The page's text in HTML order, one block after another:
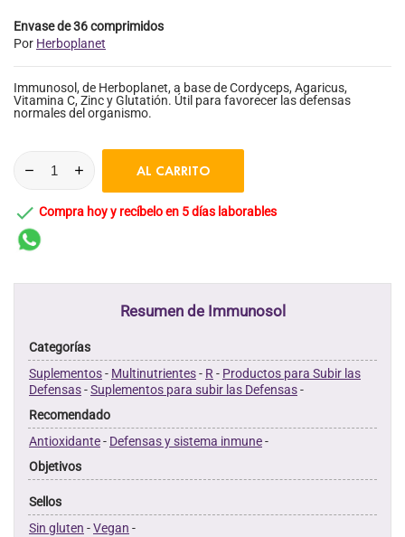
Envase de 36 comprimidos
Por Herboplanet
Immunosol, de Herboplanet, a base de Cordyceps, Agaricus,
Vitamina C, Zinc y Glutatión. Útil para favorecer las defensas
normales del organismo.
AL CARRITO
 Compra hoy y recíbelo en 5 días laborables
Resumen de Immunosol
Categorías
Suplementos- Multinutrientes- R- Productos para Subir las
Defensas-Suplementos para subir las Defensas-
Recomendado
Antioxidante- Defensas y sistema inmune-
Objetivos
Sellos
Sin gluten -Vegan -